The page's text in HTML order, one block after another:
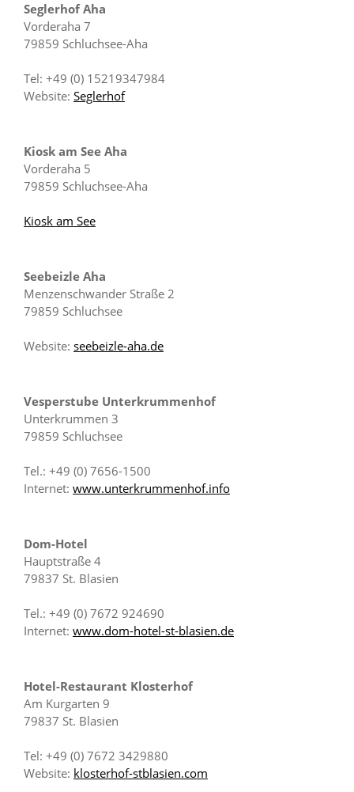
Seglerhof Aha
Vorderaha 7
79859 Schluchsee-Aha
Tel: +49 (0) 15219347984
Website: Seglerhof
Kiosk am See Aha
Vorderaha 5
79859 Schluchsee-Aha
Kiosk am See
Seebeizle Aha
Menzenschwander Straße 2
79859 Schluchsee
Website: seebeizle-aha.de
Vesperstube Unterkrummenhof
Unterkrummen 3
79859 Schluchsee
Tel.: +49 (0) 7656-1500
Internet: www.unterkrummenhof.info
Dom-Hotel
Hauptstraße 4
79837 St. Blasien
Tel.: +49 (0) 7672 924690
Internet: www.dom-hotel-st-blasien.de
Hotel-Restaurant Klosterhof
Am Kurgarten 9
79837 St. Blasien
Tel: +49 (0) 7672 3429880
Website: klosterhof-stblasien.com